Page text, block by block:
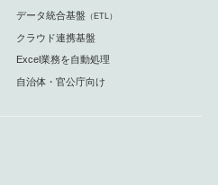
データ統合基盤 （ETL）
クラウド連携基盤
Excel業務を自動処理
自治体・官公庁向け